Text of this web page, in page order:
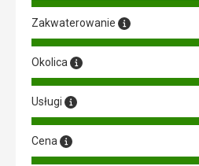
Zakwaterowanie
Okolica
Usługi
Cena